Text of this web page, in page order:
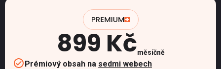
899 Kčměsíčně
Prémiový obsah na sedmi webech